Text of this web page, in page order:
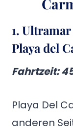
1.
Playa del
Fahrtzeit:
Playa Del
anderen